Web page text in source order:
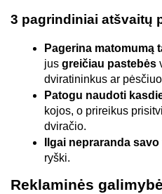
3 pagrindiniai atšvaitų
Pagerina matomumą
jus greičiau pastebės
dviratininkus ar
Patogu naudoti
kojos, o prireikus
dviračio.
Ilgai nepraranda
ryški.
Reklaminės